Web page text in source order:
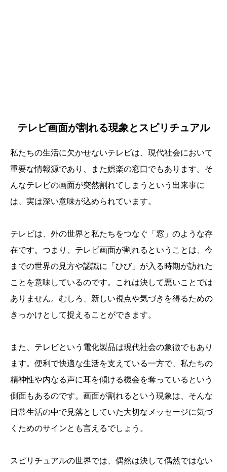
テレビ画面が割れる現象とスピリチュアル
私たちの生活に欠かせないテレビは、現代社会において
重要な情報源であり、また娯楽の窓口でもあります。そ
んなテレビの画面が突然割れてしまうという出来事に
は、実は深い意味が込められています。
テレビは、外の世界と私たちをつなぐ「窓」のような存
在です。つまり、テレビ画面が割れるということは、今
までの世界の見方や認識に「ひび」が入る時期が訪れた
ことを意味しているのです。これは決して悪いことでは
ありません。むしろ、新しい視点や気づきを得るための
きっかけとして捉えることができます。
また、テレビという電化製品は現代社会の象徴でもあり
ます。便利で快適な生活を支えている一方で、私たちの
精神性や内なる声に耳を傾ける機会を奪っているという
側面もあるのです。画面が割れるという現象は、そんな
日常生活の中で見落としていた大切なメッセージに気づ
くためのサインとも言えるでしょう。
スピリチュアルの世界では、偶然は決して偶然ではない